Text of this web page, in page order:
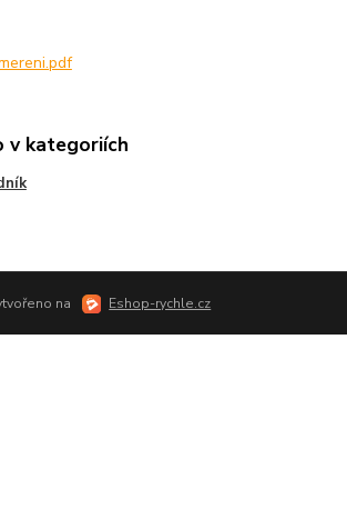
v kategoriích
na Eshop-rychle.cz